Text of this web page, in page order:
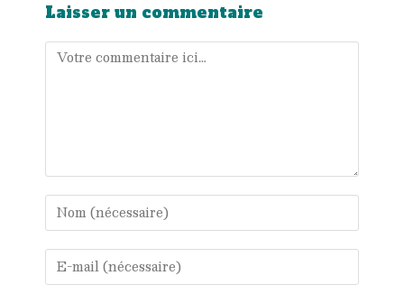
Laisser un commentaire
Comment
Enter
your
name
or
username
to
Enter
your
email